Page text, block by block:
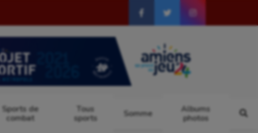
Sports de
combat
Tous
sports
Somme
Albums
photos